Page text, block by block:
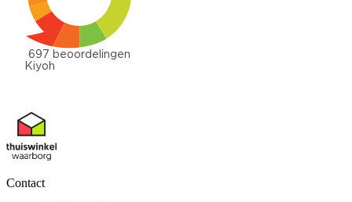
Contact